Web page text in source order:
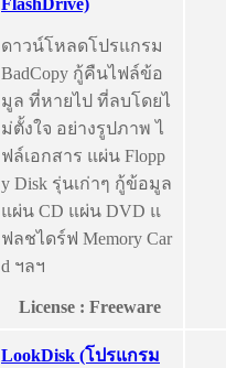
FlashDrive)
ดาวน์โหลดโปรแกรม
BadCopy กู้คืนไฟล์ข้อ
มูล ที่หายไป ที่ลบโดยไ
ม่ตั้งใจ อย่างรูปภาพ ไ
ฟล์เอกสาร แผ่น Flopp
y Disk รุ่นเก่าๆ กู้ข้อมูล
แผ่น CD แผ่น DVD แ
ฟลชไดร์ฟ Memory Car
d ฯลฯ
License : Freeware
LookDisk (โปรแกรม